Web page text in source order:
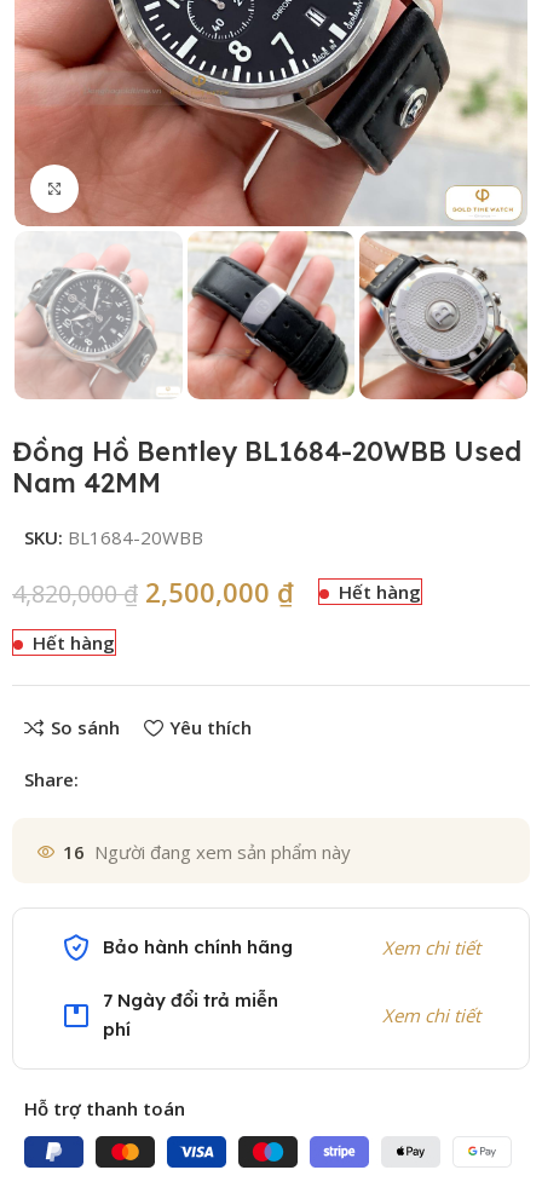
Click to enlarge
Đồng Hồ Bentley BL1684-20WBB Used
Nam 42MM
SKU: BL1684-20WBB
4,820,000₫ 2,500,000 ₫ Hết hàng
Hết hàng
So sánh Yêu thích
Share:
16 Người đang xem sản phẩm này
Bảo hành chính hãng Xem chi tiết
7 Ngày đổi trả miễn
phí
Xem chi tiết
Hỗ trợ thanh toán